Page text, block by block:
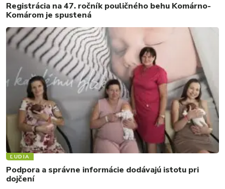
Registrácia na 47. ročník pouličného behu Komárno-
Komárom je spustená
ĽUDIA
Podpora a správne informácie dodávajú istotu pri
dojčení